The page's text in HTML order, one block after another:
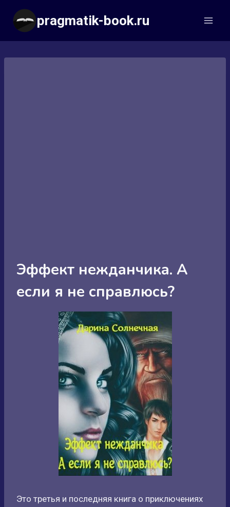
Перейти
содержимому
pragmatik-book.ru
Эффект нежданчика. А
если я не справлюсь?
Это третья и последняя книга о приключениях